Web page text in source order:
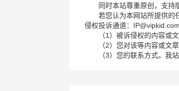
同时本站尊重原创，支持
若您认为本网站所提供的
侵权投诉通道：
（1）被诉侵权的内容或
（2）您对该等内容或文
（3）您的联系方式。我